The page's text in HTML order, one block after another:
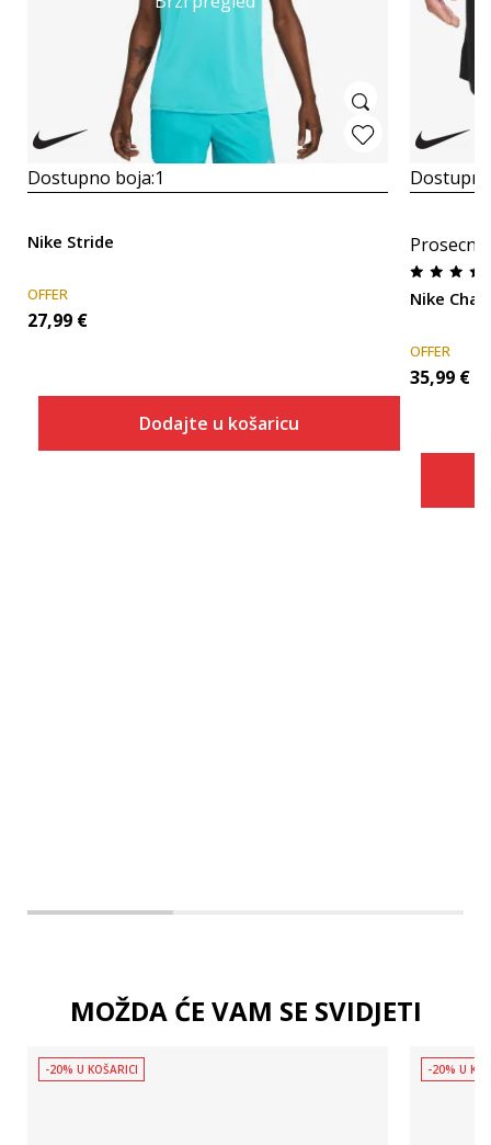
Dostupno boja:1
Nike Stride
OFFER
27,99 €
Dodajte u košaricu
Nike
OFFER
35,99 €
MOŽDA ĆE VAM SE SVIDJETI
-20% U KOŠARICI -20% U